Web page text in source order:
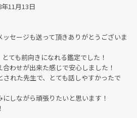
年11月13日
セージも送って頂きありがとうございま
ても前向きになれる鑑定でした！
わせが出来た感じで安心しました！
れた先生で、とても話しやすかったで
しながら頑張りたいと思います！